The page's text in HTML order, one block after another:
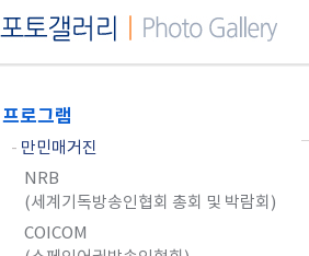
프로그램
- 만민매거진
NRB
(세계기독방송인협회 총회 및 박람회)
COICOM